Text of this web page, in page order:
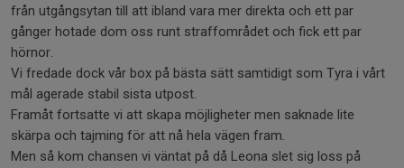
från utgångsytan till att ibland vara mer direkta och ett par
gånger hotade dom oss runt straffområdet och fick ett par
hörnor.
Vi fredade dock vår box på bästa sätt samtidigt som Tyra i vårt
mål agerade stabil sista utpost.
Framåt fortsatte vi att skapa möjligheter men saknade lite
skärpa och tajming för att nå hela vägen fram.
Men så kom chansen vi väntat på då Leona slet sig loss på